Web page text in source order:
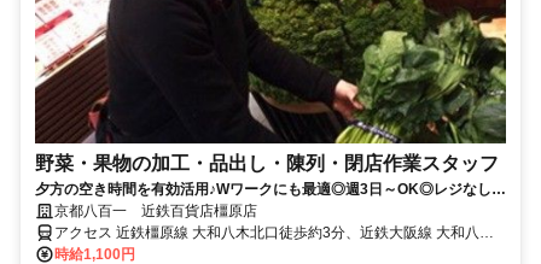
野菜・果物の加工・品出し・陳列・閉店作業スタッフ
夕方の空き時間を有効活用♪Wワークにも最適◎週3日～OK◎レジなし！
主婦(夫)・フリーター歓迎！百貨店でのお仕事★
京都八百一 近鉄百貨店橿原店
アクセス 近鉄橿原線 大和八木北口徒歩約3分、近鉄大阪線 大和八木
北口徒歩約3分、ＪＲ桜井線/ＪＲ和歌山線 畝傍徒歩約8分
時給1,100円